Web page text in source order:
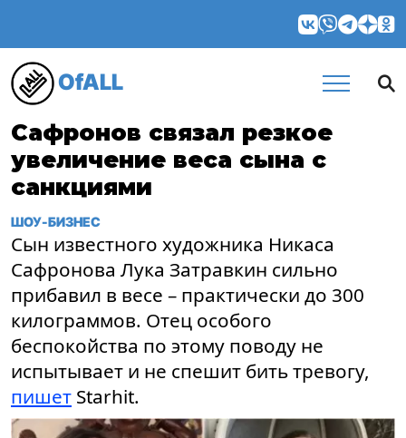
OfALL
Сафронов связал резкое
увеличение веса сына с
санкциями
ШОУ-БИЗНЕС
Сын известного художника Никаса
Сафронова Лука Затравкин сильно
прибавил в весе – практически до 300
килограммов. Отец особого
беспокойства по этому поводу не
испытывает и не спешит бить тревогу,
пишет Starhit.